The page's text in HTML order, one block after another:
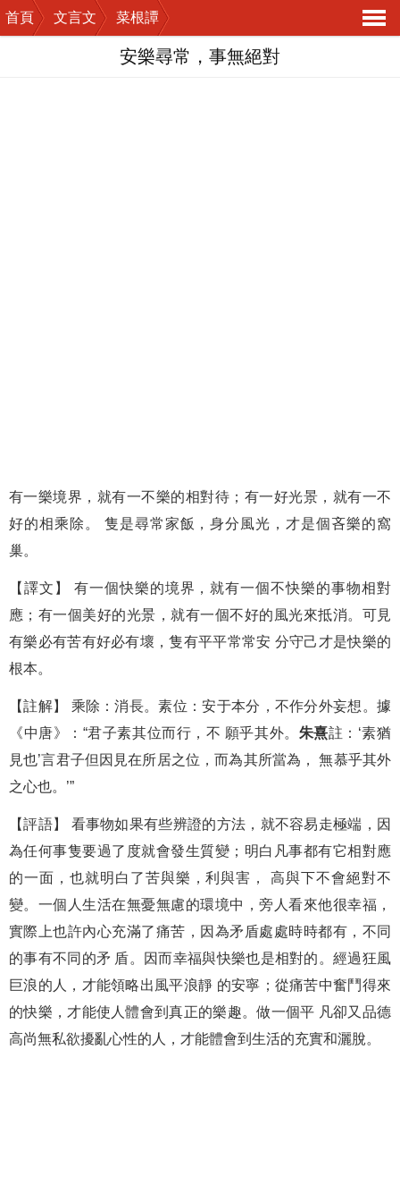
首頁 文言文
菜根譚
導
安樂尋常，事無絕對
有一樂境界，就有一不樂的相對待；有一好光景，就有一不
好的相乘除。 隻是尋常家飯，身分風光，才是個吝樂的窩
巢。
【譯文】 有一個快樂的境界，就有一個不快樂的事物相對
應；有一個美好的光景，就有一個不好的風光來抵消。可見
有樂必有苦有好必有壞，隻有平平常常安 分守己才是快樂的
根本。
【註解】 乘除：消長。素位：安于本分，不作分外妄想。據
《中唐》：“君子素其位而行，不 願乎其外。 朱熹註：‘素猶
見也’言君子但因見在所居之位，而為其所當為， 無慕乎其外
之心也。’”
【評語】 看事物如果有些辨證的方法，就不容易走極端，因
為任何事隻要過了度就會發生質變；明白凡事都有它相對應
的一面，也就明白了苦與樂，利與害， 高與下不會絕對不
變。一個人生活在無憂無慮的環境中，旁人看來他很幸福，
實際上也許內心充滿了痛苦，因為矛盾處處時時都有，不同
的事有不同的矛 盾。因而幸福與快樂也是相對的。經過狂風
巨浪的人，才能領略出風平浪靜 的安寧；從痛苦中奮鬥得來
的快樂，才能使人體會到真正的樂趣。做一個平 凡卻又品德
高尚無私欲擾亂心性的人，才能體會到生活的充實和灑脫。